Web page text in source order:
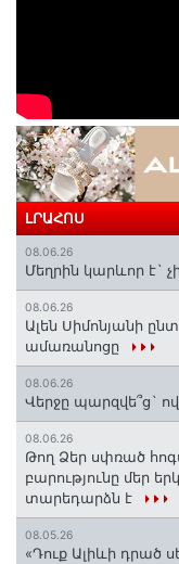
ԼՐԱՀՈՍ
08.06.26
Մեղրին կարևոր է`
08.06.26
Ալեն Սիմոնյանի
ամառանոցը
08.06.26
Վերջը պարզվե՞ց`
08.06.26
Թող Ձեր սփռած
բարությունը մեր
տարեդարձն է
08.05.26
«Դուք Ալիևի դրած